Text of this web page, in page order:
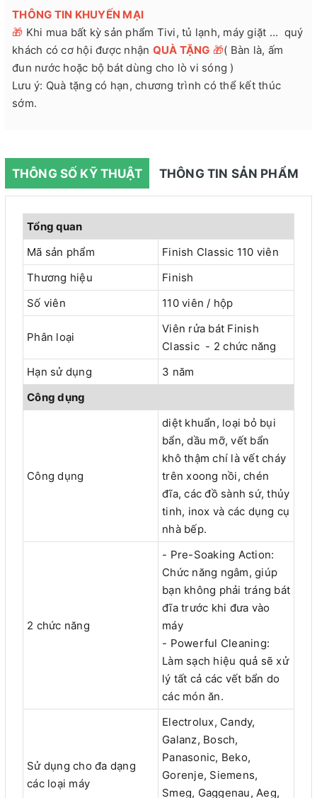
THÔNG TIN KHUYẾN MẠI
🎁 Khi mua bất kỳ sản phẩm Tivi, tủ lạnh, máy giặt ... quý
khách có cơ hội được nhận QUÀ TẶNG 🎁( Bàn là, ấm
đun nước hoặc bộ bát dùng cho lò vi sóng )
Lưu ý: Quà tặng có hạn, chương trình có thể kết thúc
sớm.
THÔNG SỐ KỸ THUẬT THÔNG TIN SẢN PHẨM
Tổng quan
Mã sản phẩm
Finish Classic 110 viên
Thương hiệu
Finish
Số viên
110 viên / hộp
Phân loại
Viên rửa bát Finish
Classic - 2 chức năng
Hạn sử dụng
3 năm
Công dụng
Công dụng
diệt khuẩn, loại bỏ bụi
bẩn, dầu mỡ, vết bẩn
khô thậm chí là vết cháy
trên xoong nồi, chén
đĩa, các đồ sành sứ, thủy
tinh, inox và các dụng cụ
nhà bếp.
2 chức năng
- Pre-Soaking Action:
Chức năng ngâm, giúp
bạn không phải tráng bát
đĩa trước khi đưa vào
máy
- Powerful Cleaning:
Làm sạch hiệu quả sẽ xử
lý tất cả các vết bẩn do
các món ăn.
Sử dụng cho đa dạng
các loại máy
Electrolux, Candy,
Galanz, Bosch,
Panasonic, Beko,
Gorenje, Siemens,
Smeg, Gaggenau, Aeg,